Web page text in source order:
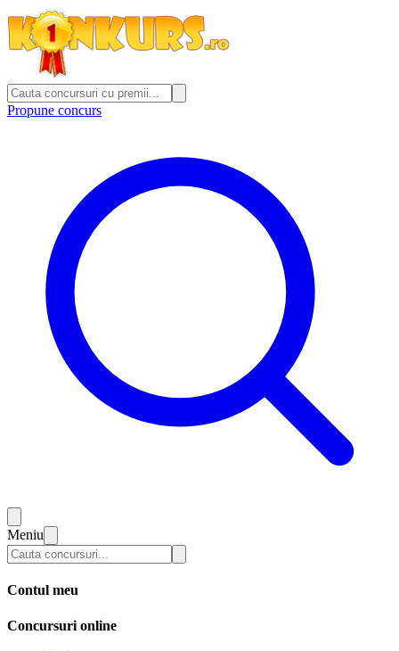
Propune concurs
Meniu
Contul meu
Concursuri online